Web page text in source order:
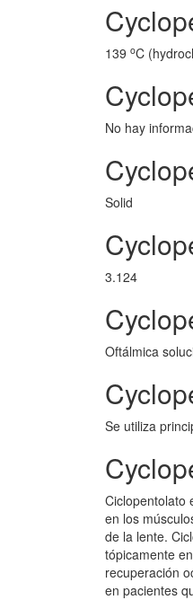
139 oC
No hay
Solid
3.124
Oftálmica
Se utiliza
Ciclopentolato
en los
de la lente.
tópicamente
recuperación
en pacientes